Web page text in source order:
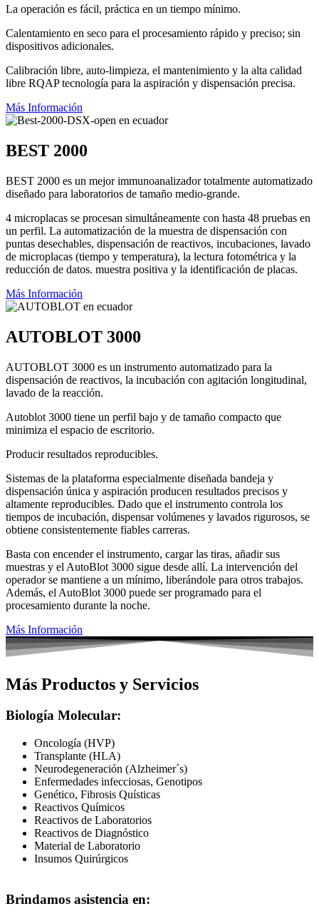
La operación es fácil, práctica en un tiempo mínimo.
Calentamiento en seco para el procesamiento rápido y preciso; sin
dispositivos adicionales.
Calibración libre, auto-limpieza, el mantenimiento y la alta calidad
libre RQAP tecnología para la aspiración y dispensación precisa.
Más Información
BEST 2000
BEST 2000 es un mejor immunoanalizador totalmente automatizado
diseñado para laboratorios de tamaño medio-grande.
4 microplacas se procesan simultáneamente con hasta 48 pruebas en
un perfil. La automatización de la muestra de dispensación con
puntas desechables, dispensación de reactivos, incubaciones, lavado
de microplacas (tiempo y temperatura), la lectura fotométrica y la
reducción de datos. muestra positiva y la identificación de placas.
Más Información
AUTOBLOT 3000
AUTOBLOT 3000 es un instrumento automatizado para la
dispensación de reactivos, la incubación con agitación longitudinal,
lavado de la reacción.
Autoblot 3000 tiene un perfil bajo y de tamaño compacto que
minimiza el espacio de escritorio.
Producir resultados reproducibles.
Sistemas de la plataforma especialmente diseñada bandeja y
dispensación única y aspiración producen resultados precisos y
altamente reproducibles. Dado que el instrumento controla los
tiempos de incubación, dispensar volúmenes y lavados rigurosos, se
obtiene consistentemente fiables carreras.
Basta con encender el instrumento, cargar las tiras, añadir sus
muestras y el AutoBlot 3000 sigue desde allí. La intervención del
operador se mantiene a un mínimo, liberándole para otros trabajos.
Además, el AutoBlot 3000 puede ser programado para el
procesamiento durante la noche.
Más Información
Más Productos y Servicios
Biología Molecular:
Oncología (HVP)
Transplante (HLA)
Neurodegeneración (Alzheimer´s)
Enfermedades infecciosas, Genotipos
Genético, Fibrosis Quísticas
Reactivos Químicos
Reactivos de Laboratorios
Reactivos de Diagnóstico
Material de Laboratorio
Insumos Quirúrgicos
Brindamos asistencia en: